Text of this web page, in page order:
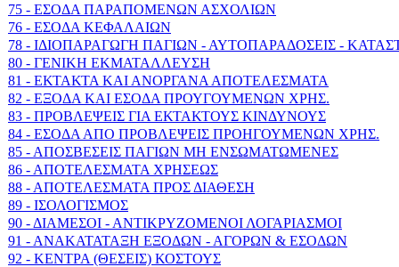
75 - ΕΣΟΔΑ ΠΑΡΑΠΟΜΕΝΩΝ ΑΣΧΟΛΙΩΝ
76 - ΕΣΟΔΑ ΚΕΦΑΛΑΙΩΝ
78 - ΙΔΙΟΠΑΡΑΓΩΓΗ ΠΑΓΙΩΝ - ΑΥΤΟΠΑΡΑΔΟΣΕΙΣ -
80 - ΓΕΝΙΚΗ ΕΚΜΑΤΑΛΛΕΥΣΗ
81 - ΕΚΤΑΚΤΑ ΚΑΙ ΑΝΟΡΓΑΝΑ ΑΠΟΤΕΛΕΣΜΑΤΑ
82 - ΕΞΟΔΑ ΚΑΙ ΕΣΟΔΑ ΠΡΟΥΓΟΥΜΕΝΩΝ ΧΡΗΣ.
83 - ΠΡΟΒΛΕΨΕΙΣ ΓΙΑ ΕΚΤΑΚΤΟΥΣ ΚΙΝΔΥΝΟΥΣ
84 - ΕΣΟΔΑ ΑΠΟ ΠΡΟΒΛΕΨΕΙΣ ΠΡΟΗΓΟΥΜΕΝΩΝ ΧΡΗΣ.
85 - ΑΠΟΣΒΕΣΕΙΣ ΠΑΓΙΩΝ ΜΗ ΕΝΣΩΜΑΤΩΜΕΝΕΣ
86 - ΑΠΟΤΕΛΕΣΜΑΤΑ ΧΡΗΣΕΩΣ
88 - ΑΠΟΤΕΛΕΣΜΑΤΑ ΠΡΟΣ ΔΙΑΘΕΣΗ
89 - ΙΣΟΛΟΓΙΣΜΟΣ
90 - ΔΙΑΜΕΣΟΙ - ΑΝΤΙΚΡΥΖΟΜΕΝΟΙ ΛΟΓΑΡΙΑΣΜΟΙ
91 - ΑΝΑΚΑΤΑΤΑΞΗ ΕΞΟΔΩΝ - ΑΓΟΡΩΝ & ΕΣΟΔΩΝ
92 - ΚΕΝΤΡΑ (ΘΕΣΕΙΣ) ΚΟΣΤΟΥΣ